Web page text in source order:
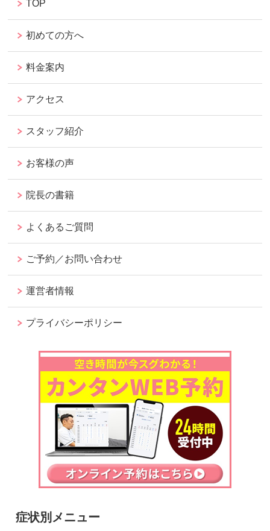
TOP
初めての方へ
料金案内
アクセス
スタッフ紹介
お客様の声
院長の書籍
よくあるご質問
ご予約／お問い合わせ
運営者情報
プライバシーポリシー
症状別メニュー